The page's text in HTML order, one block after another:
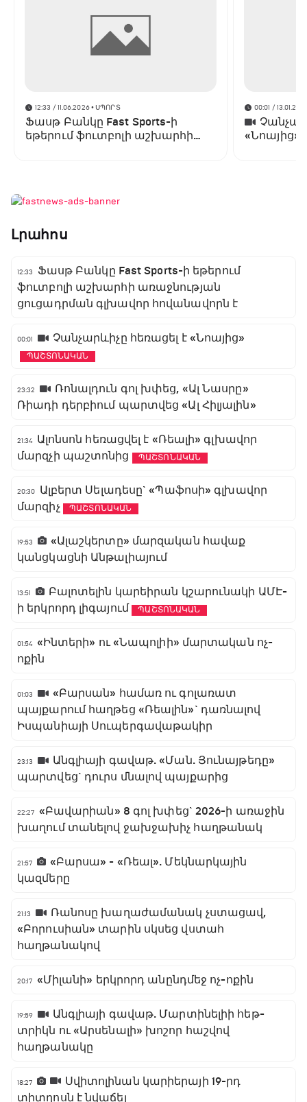
12:33 / 11.06.2026• ՍՊՈՐՏ
Ֆասթ Բանկը Fast Sports-ի
եթերում ֆուտբոլի աշխարհի
00:01 /
«Նոայից»
Լրահոս
12:33
Ֆասթ Բանկը Fast Sports-ի եթերում
ֆուտբոլի աշխարհի առաջնության
ցուցադրման գլխավոր հովանավորն է
00:01 Չանչարևիչը հեռացել է «Նոայից»
ՊԱՇՏՈՆԱԿԱՆ
23:32
Ռոնալդուն գոլ խփեց, «Ալ Նասրը»
Ռիադի դերբիում պարտվեց «Ալ Հիլյալին»
21:34 Ալոնսոն հեռացվել է «Ռեալի» գլխավոր
մարզչի պաշտոնից
ՊԱՇՏՈՆԱԿԱՆ
20:30
Ալբերտ Սելադեսը` «Պաֆոսի» գլխավոր
մարզիչ
ՊԱՇՏՈՆԱԿԱՆ
19:53
«Ալաշկերտը» մարզական հավաք
կանցկացնի Անթալիայում
13:51
Բալոտելին կարեիրան կշարունակի ԱՄԷ-
ի երկրորդ լիգայում
ՊԱՇՏՈՆԱԿԱՆ
01:54 «Ինտերի» ու «Նապոլիի» մարտական ոչ-
ոքին
01:03
«Բարսան» համառ ու գոլառատ
պայքարում հաղթեց «Ռեալին»` դառնալով
Իսպանիայի Սուպերգավաթակիր
23:13
Անգլիայի գավաթ. «Ման. Յունայթեդը»
պարտվեց` դուրս մնալով պայքարից
22:27 «Բավարիան» 8 գոլ խփեց` 2026-ի առաջին
խաղում տանելով ջախջախիչ հաղթանակ
21:57
«Բարսա» - «Ռեալ». Մեկնարկային
կազմերը
21:13
Ռանոսը խաղաժամանակ չստացավ,
«Բորուսիան» տարին սկսեց վստահ
հաղթանակով
20:17 «Միլանի» երկրորդ անընդմեջ ոչ-ոքին
19:59
Անգլիայի գավաթ. Մարտինելիի հեթ-
տրիկն ու «Արսենալի» խոշոր հաշվով
հաղթանակը
18:27
Սվիտոլինան կարիերայի 19-րդ
տիտղոսն է նվաճել